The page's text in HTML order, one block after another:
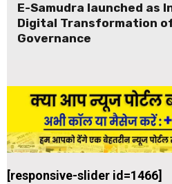
E-Samudra launched as
Digital Transformation
Governance
[responsive-slider id=1466]